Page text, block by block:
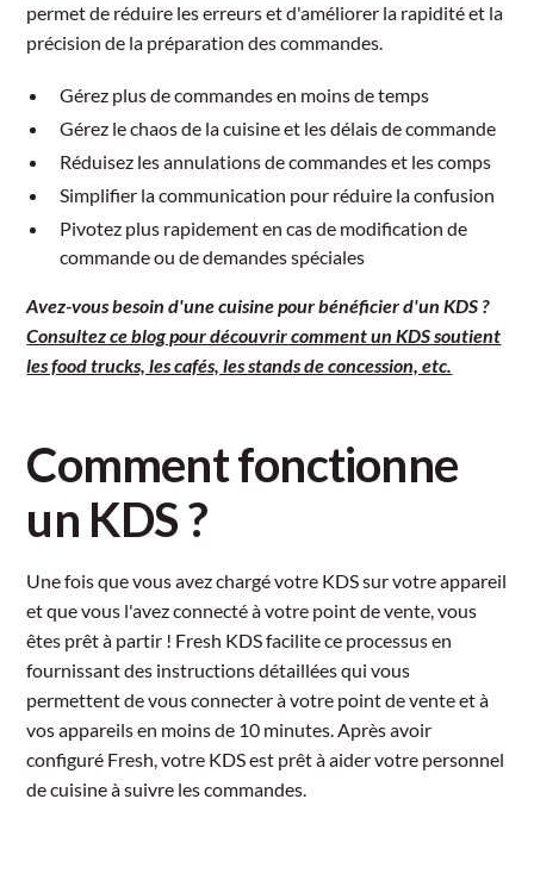
permet de réduire les erreurs et d'améliorer la rapidité et la
précision de la préparation des commandes.
Gérez plus de commandes en moins de temps
Gérez le chaos de la cuisine et les délais de commande
Réduisez les annulations de commandes et les comps
Simplifier la communication pour réduire la confusion
Pivotez plus rapidement en cas de modification de
commande ou de demandes spéciales
Avez-vous besoin d'une cuisine pour bénéficier d'un KDS ?
Consultez ce blog pour découvrir comment un KDS soutient
les food trucks, les cafés, les stands de concession, etc.
Comment fonctionne
un KDS ?
Une fois que vous avez chargé votre KDS sur votre appareil
et que vous l'avez connecté à votre point de vente, vous
êtes prêt à partir ! Fresh KDS facilite ce processus en
fournissant des instructions détaillées qui vous
permettent de vous connecter à votre point de vente et à
vos appareils en moins de 10 minutes. Après avoir
configuré Fresh, votre KDS est prêt à aider votre personnel
de cuisine à suivre les commandes.